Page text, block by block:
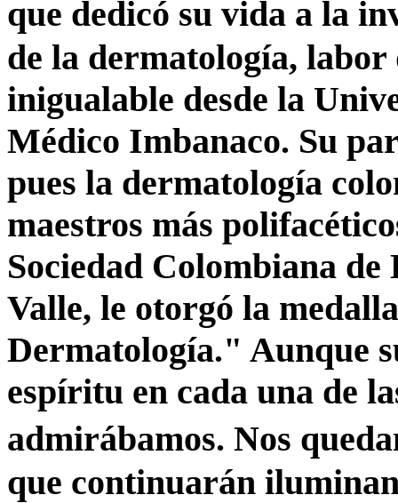
que dedicó su vida a la
de la dermatología,
inigualable desde la
Médico Imbanaco. Su
pues la dermatología
maestros más
Sociedad Colombiana
Valle, le otorgó la
Dermatología." Aunque
espíritu en cada una de
admirábamos. Nos
que continuarán